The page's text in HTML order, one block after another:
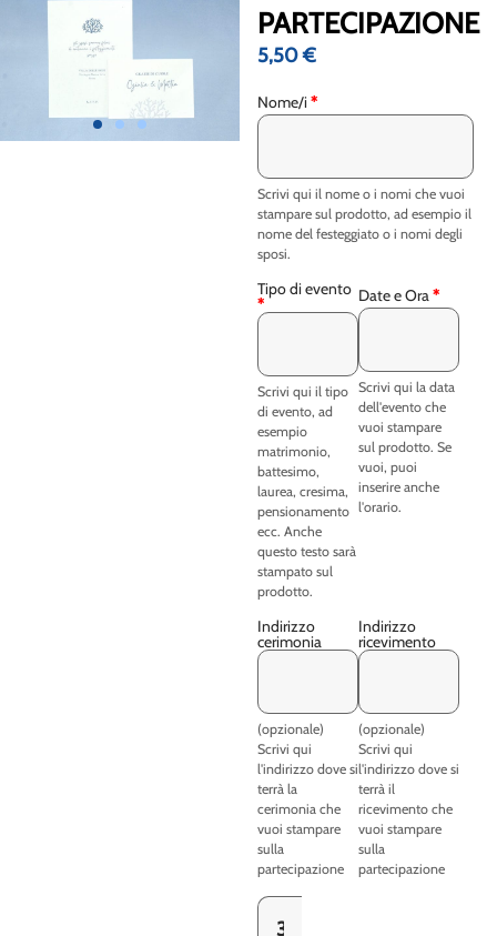
PARTECIPAZIONE
5,50€
Nome/i*
Scrivi qui il nome o i nomi che vuoi
stampare sul prodotto, ad esempio il
nome del festeggiato o i nomi degli
sposi.
Tipo di evento
*
Scrivi qui il tipo
di evento, ad
esempio
matrimonio,
battesimo,
laurea, cresima,
pensionamento
ecc. Anche
questo testo sarà
stampato sul
prodotto.
Date e Ora*
Scrivi qui la data
dell'evento che
vuoi stampare
sul prodotto. Se
vuoi, puoi
inserire anche
l'orario.
Indirizzo
cerimonia
(opzionale)
Scrivi qui
l'indirizzo dove si
terrà la
cerimonia che
vuoi stampare
sulla
partecipazione
Indirizzo
ricevimento
(opzionale)
Scrivi qui
l'indirizzo dove si
terrà il
ricevimento che
vuoi stampare
sulla
partecipazione